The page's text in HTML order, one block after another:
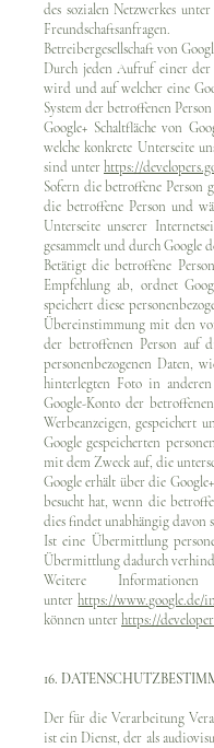
des sozialen Netzwerkes
Freundschaftsanfragen.
Betreibergesellschaft von
Durch jeden Aufruf einer
wird und auf welcher eine
System der betroffenen
Google+ Schaltfläche von
welche konkrete Unterseite
sind unterhttps://
Sofern die betroffene Person
die betroffene Person und
Unterseite unserer
gesammelt und durch Google
Betätigt die betroffene
Empfehlung ab, ordnet
speichert diese
Übereinstimmung mit den
der betroffenen Person auf
personenbezogenen Daten,
hinterlegten Foto in anderen
Google-Konto der
Werbeanzeigen, gespeichert
Google gespeicherten
mit dem Zweck auf, die
Google erhält über die
besucht hat, wenn die
dies findet unabhängig davon
Ist eine Übermittlung
Übermittlung dadurch
Weitere
unterhttps://
können unterhttps://
16.
Der für die Verarbeitung
ist ein Dienst, der als